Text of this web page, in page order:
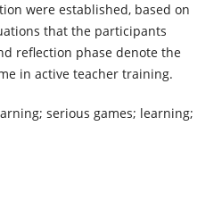
were established, based on
that the participants
reflection phase denote the
in active teacher training.
serious games; learning;